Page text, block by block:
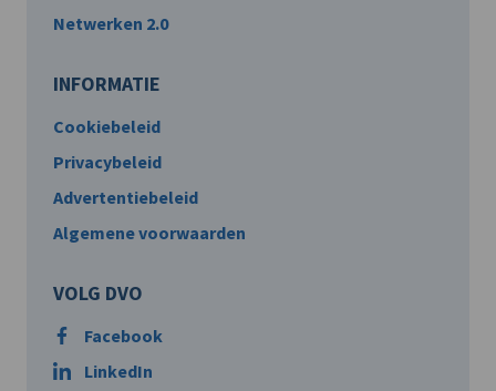
Netwerken 2.0
INFORMATIE
Cookiebeleid
Privacybeleid
Advertentiebeleid
Algemene voorwaarden
VOLG DVO
Facebook
LinkedIn